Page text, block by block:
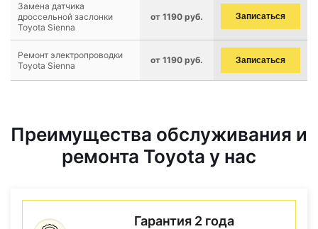
Замена датчика
дроссельной заслонки
Toyota Sienna
от 1190 руб. Записаться
Ремонт электропроводки
Toyota Sienna
от 1190 руб. Записаться
Преимущества обслуживания и
ремонта Toyota у нас
Гарантия 2 года